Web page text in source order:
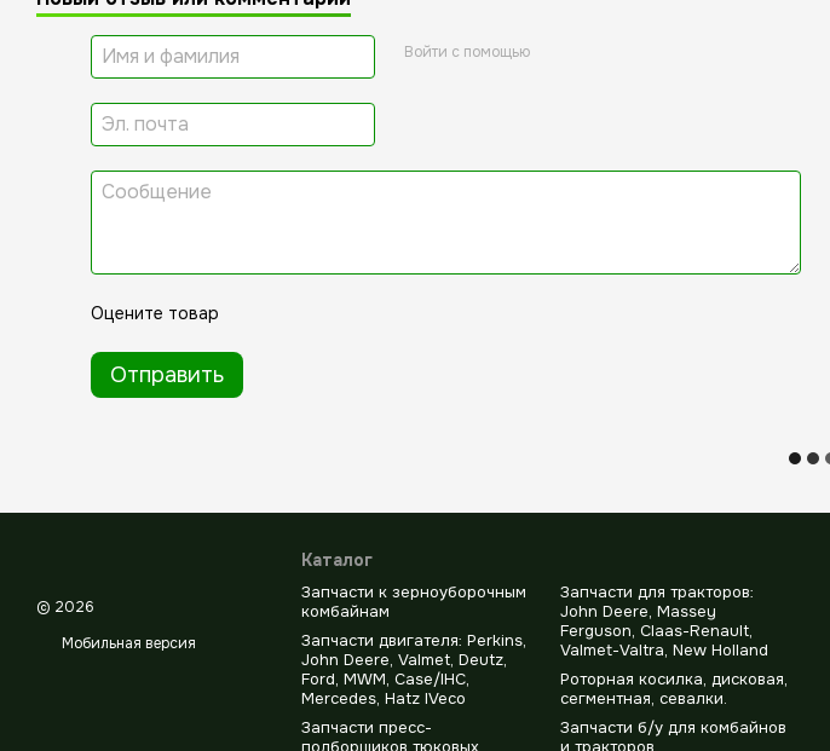
Войти с помощью
Оцените товар
Отправить
© 2026
Мобильная версия
Каталог
Запчасти к зерноуборочным
комбайнам
Запчасти двигателя: Perkins,
John Deere, Valmet, Deutz,
Ford, MWM, Case/IHC,
Mercedes, Hatz IVeco
Запчасти пресс-
подборщиков тюковых,
Запчасти для тракторов:
John Deere, Massey
Ferguson, Claas-Renault,
Valmet-Valtra, New Holland
Роторная косилка, дисковая,
сегментная, севалки.
Запчасти б/у для комбайнов
и тракторов